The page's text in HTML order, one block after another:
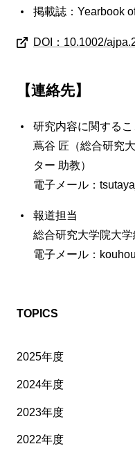
掲載誌：Yearbook
DOI：10.1002/
【連絡先】
研究内容に関するこ
蔦谷 匠（総合研究
ター 助教）
電子メール：
報道担当
総合研究大学院大
電子メール：
TOPICS
2025年度
2024年度
2023年度
2022年度